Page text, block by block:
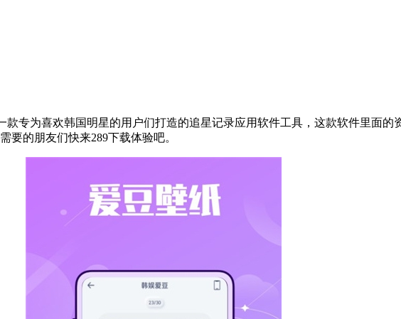
专为喜欢韩国明星的用户们打造的追星记录应用软件工具，这款软件里面的
要的朋友们快来289下载体验吧。